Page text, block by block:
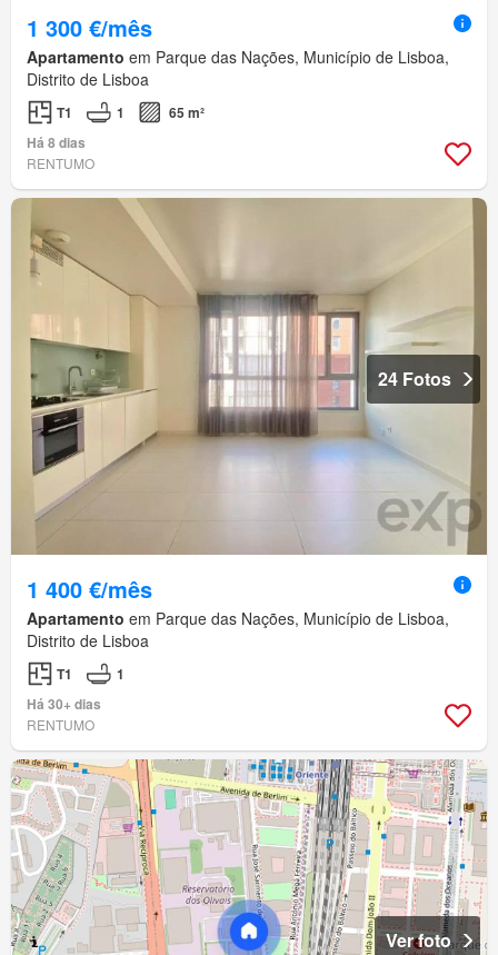
1 300 €/mês
Apartamento em Parque das Nações, Município de Lisboa,
Distrito de Lisboa
T1 1
65 m²
Há 8 dias
RENTUMO
24 Fotos
1 400 €/mês
Apartamento em Parque das Nações, Município de Lisboa,
Distrito de Lisboa
T1
1
Há 30+ dias
RENTUMO
Ver foto